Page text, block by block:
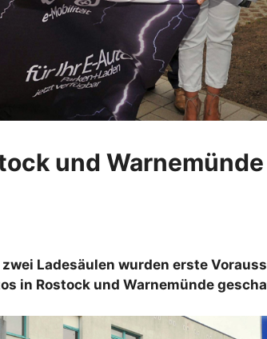
und
Ladesäulen wurden erste
in Rostock und Warnemünde